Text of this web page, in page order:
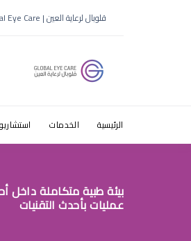
قلوبال لرعاية العين | Global Eye Care
الرئيسية الخدمات
بيئة طبية متكاملة داخل
عمليات بأحدث التقنيات